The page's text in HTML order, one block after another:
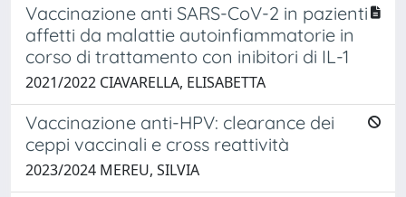
Vaccinazione anti SARS-CoV-2 in pazienti
affetti da malattie autoinfiammatorie in
corso di trattamento con inibitori di IL-1
2021/2022 CIAVARELLA, ELISABETTA
Vaccinazione anti-HPV: clearance dei
ceppi vaccinali e cross reattività
2023/2024 MEREU, SILVIA